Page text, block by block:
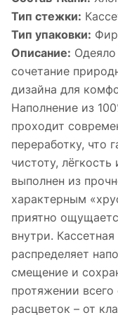
Тип стежки:
Тип упаковки:
Описание:
сочетание
дизайна для
Наполнение из
проходит
переработку, что
чистоту,
выполнен из
характерным
приятно
внутри.
распределяет
смещение и
протяжении
расцветок – от